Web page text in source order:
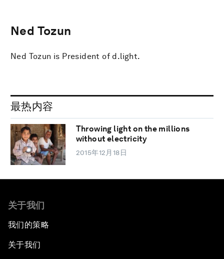
Ned Tozun
Ned Tozun is President of d.light.
最热内容
Throwing light on the millions
without electricity
2015年12月18日
关于我们
我们的策略
关于我们